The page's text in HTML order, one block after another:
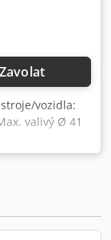
Zavolat
vozidla:
valivý Ø 41
šířka
Max. délka
rozteč
ELD